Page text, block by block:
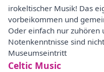
irokeltischer Musik! Das
vorbeikommen und
Oder einfach nur zuhören
Notenkenntnisse sind
Museumseintritt
Celtic Music